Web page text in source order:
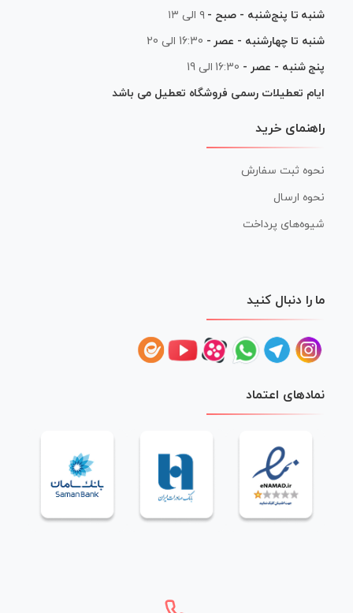
شنبه تا پنج‌شنبه - صبح - ۹ الی ۱۳
شنبه تا چهارشنبه - عصر - 16:30 الی 20
پنج شنبه - عصر - 16:30 الی 19
ایام تعطیلات رسمی فروشگاه تعطیل می باشد
راهنمای خرید
نحوه ثبت سفارش
نحوه ارسال
شیوه‌های پرداخت
ما را دنبال کنید
نمادهای اعتماد